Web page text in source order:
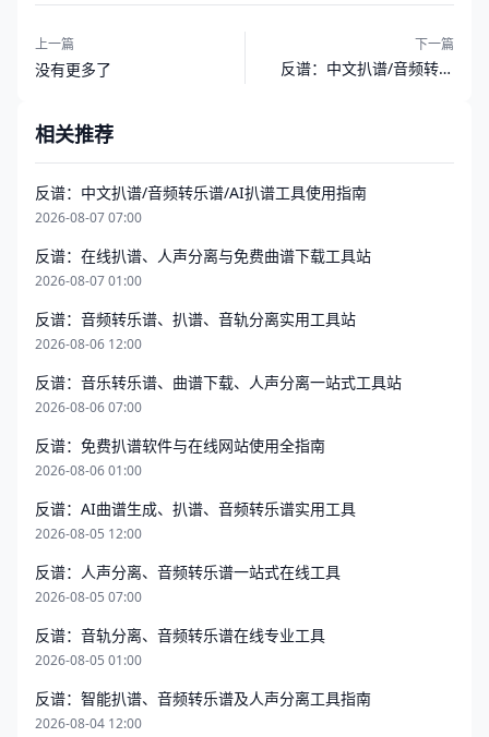
上一篇
没有更多了
下一篇
反谱：中文扒谱/音频转乐
相关推荐
反谱：中文扒谱/音频转乐谱/AI扒谱工具使用指南
2026-08-07 07:00
反谱：在线扒谱、人声分离与免费曲谱下载工具站
2026-08-07 01:00
反谱：音频转乐谱、扒谱、音轨分离实用工具站
2026-08-06 12:00
反谱：音乐转乐谱、曲谱下载、人声分离一站式工具站
2026-08-06 07:00
反谱：免费扒谱软件与在线网站使用全指南
2026-08-06 01:00
反谱：AI曲谱生成、扒谱、音频转乐谱实用工具
2026-08-05 12:00
反谱：人声分离、音频转乐谱一站式在线工具
2026-08-05 07:00
反谱：音轨分离、音频转乐谱在线专业工具
2026-08-05 01:00
反谱：智能扒谱、音频转乐谱及人声分离工具指南
2026-08-04 12:00